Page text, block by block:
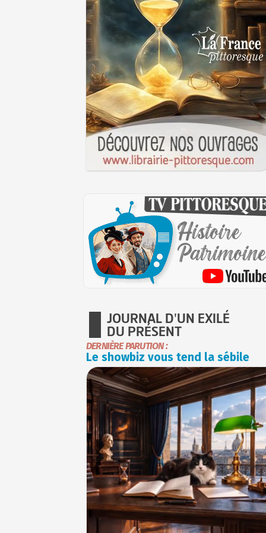
JOURNAL D'UN EXILÉ
DU PRÉSENT
DERNIÈRE PARUTION :
Le showbiz vous tend la sébile